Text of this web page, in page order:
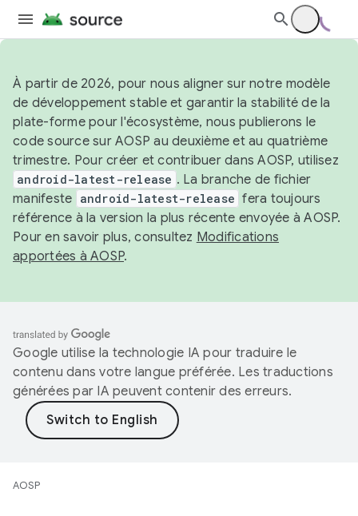
À partir de 2026, pour nous aligner sur notre modèle
de développement stable et garantir la stabilité de la
plate-forme pour l'écosystème, nous publierons le
code source sur AOSP au deuxième et au quatrième
trimestre. Pour créer et contribuer dans AOSP, utilisez
android-latest-release . La branche de fichier
manifeste android-latest-release fera toujours
référence à la version la plus récente envoyée à AOSP.
Pour en savoir plus, consultez Modifications
apportées à AOSP.
Google utilise la technologie IA pour traduire le
contenu dans votre langue préférée. Les traductions
générées par IA peuvent contenir des erreurs.
AOSP